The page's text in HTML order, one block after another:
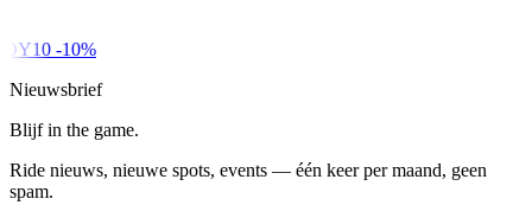
-10%
Nieuwsbrief
Blijf in the game.
Ride nieuws, nieuwe spots, events — één keer per maand, geen
spam.